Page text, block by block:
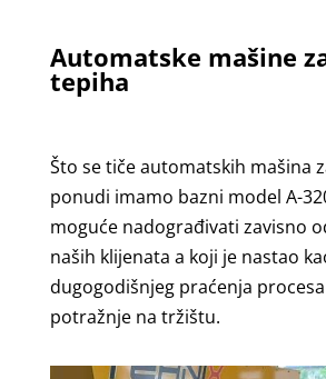
Automatske mašine
tepiha
Što se tiče automatskih mašina
ponudi imamo bazni model A-
moguće nadograđivati zavisno
naših klijenata a koji je nastao
dugogodišnjeg praćenja
potražnje na tržištu.